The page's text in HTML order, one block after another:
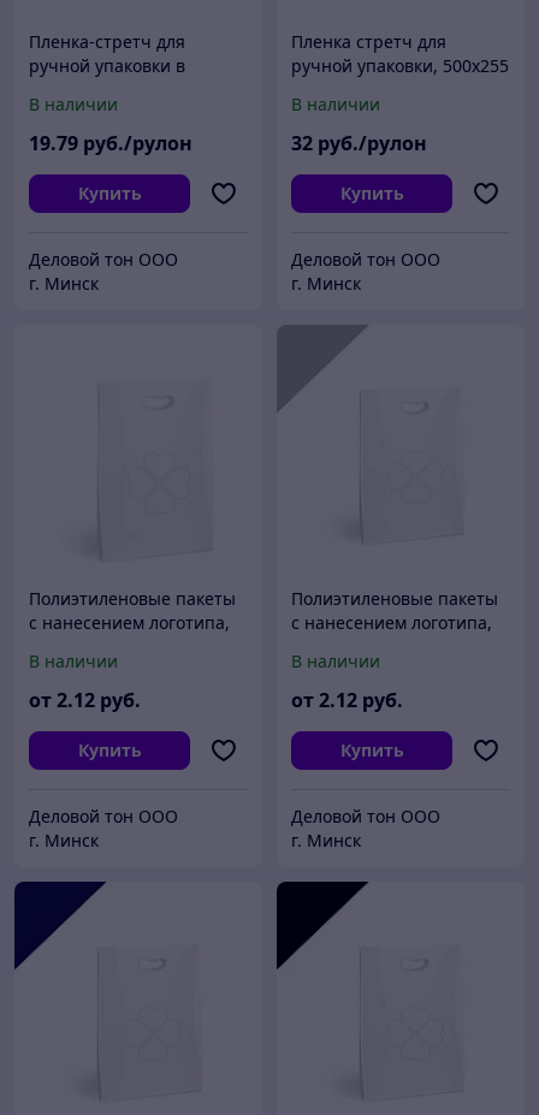
Пленка-стретч для
ручной упаковки в
В наличии
19.79 руб./рулон
Купить
Деловой тон ООО
г. Минск
Пленка стретч для
ручной упаковки, 500х255
В наличии
32 руб./рулон
Купить
Деловой тон ООО
г. Минск
Полиэтиленовые пакеты
с нанесением логотипа,
В наличии
от2.12 руб.
Купить
Деловой тон ООО
г. Минск
Полиэтиленовые пакеты
с нанесением логотипа,
В наличии
от2.12 руб.
Купить
Деловой тон ООО
г. Минск